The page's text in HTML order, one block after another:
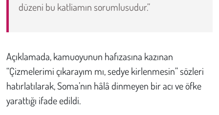
düzeni bu katliamın sorumlusudur.”
Açıklamada, kamuoyunun hafızasına kazınan
“Çizmelerimi çıkarayım mı, sedye kirlenmesin” sözleri
hatırlatılarak, Soma’nın hâlâ dinmeyen bir acı ve öfke
yarattığı ifade edildi.